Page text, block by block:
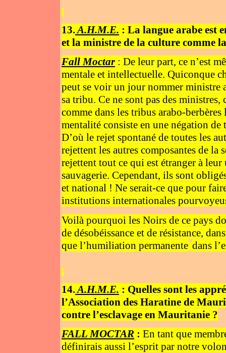
13.A.H.M.E. : La langue arabe est
et la ministre de la culture comme
Fall Moctar : De leur part, ce n’est
mentale et intellectuelle. Quiconque
peut se voir un jour nommer ministre
sa tribu. Ce ne sont pas des
comme dans les tribus arabo-
mentalité consiste en une négation
D’où le rejet spontané de toutes les
rejettent les autres composantes de
rejettent tout ce qui est étranger à
sauvagerie. Cependant, ils sont
et national ! Ne serait-ce que pour
institutions internationales
Voilà pourquoi les Noirs de ce pays
de désobéissance et de résistance,
que l’humiliation permanente dans
14.A.H.M.E. : Quelles sont les
l’Association des Haratine de
contre l’esclavage en Mauritanie ?
FALL MOCTAR : En tant que
définirais aussi l’esprit par notre